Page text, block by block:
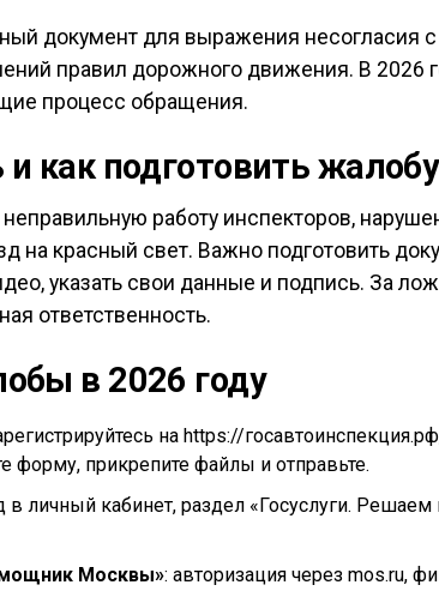
документ для выражения несогласия
правил дорожного движения. В 2026
процесс обращения.
как подготовить жалобу
работу инспекторов,
на красный свет. Важно подготовить
указать свои данные и подпись. За
ответственность.
в 2026 году
на https://
форму, прикрепите файлы и отправьте.
в личный кабинет, раздел «Госуслуги. Решаем
Москвы»: авторизация через mos.ru,